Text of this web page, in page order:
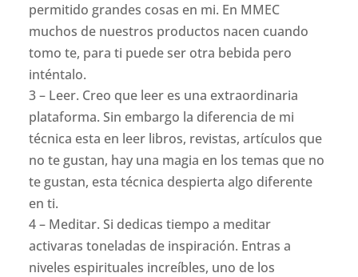
permitido grandes cosas en mi. En MMEC
muchos de nuestros productos nacen cuando
tomo te, para ti puede ser otra bebida pero
inténtalo.
3 – Leer. Creo que leer es una extraordinaria
plataforma. Sin embargo la diferencia de mi
técnica esta en leer libros, revistas, artículos que
no te gustan, hay una magia en los temas que no
te gustan, esta técnica despierta algo diferente
en ti.
4 – Meditar. Si dedicas tiempo a meditar
activaras toneladas de inspiración. Entras a
niveles espirituales increíbles, uno de los